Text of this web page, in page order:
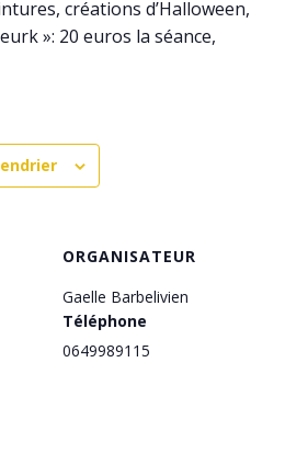
créations d’Halloween,
»: 20 euros la séance,
ORGANISATEUR
Gaelle Barbelivien
Téléphone
0649989115